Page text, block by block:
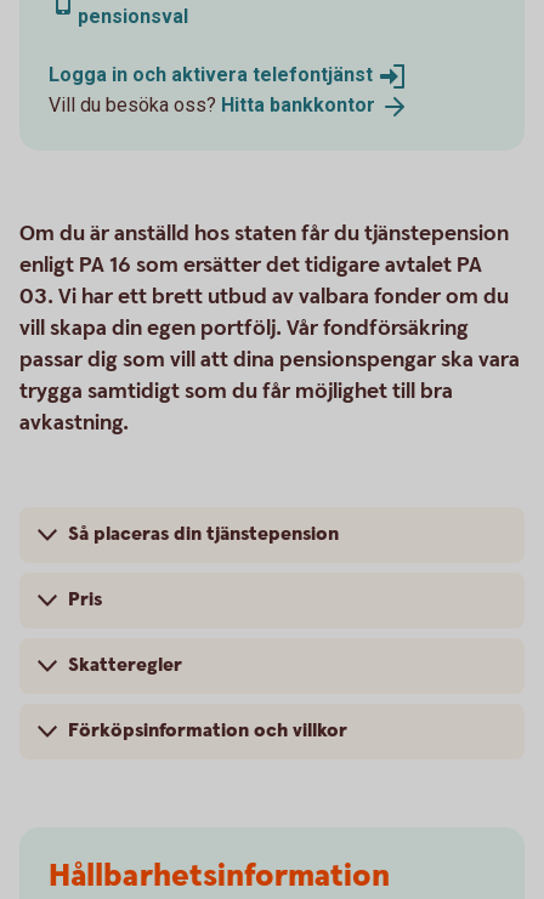
pensionsval
Logga in och aktivera telefontjänst
Vill du besöka oss? Hitta bankkontor
Om du är anställd hos staten får du tjänstepension
enligt PA 16 som ersätter det tidigare avtalet PA
03. Vi har ett brett utbud av valbara fonder om du
vill skapa din egen portfölj. Vår fondförsäkring
passar dig som vill att dina pensionspengar ska vara
trygga samtidigt som du får möjlighet till bra
avkastning.
Så placeras din tjänstepension
Pris
Skatteregler
Förköpsinformation och villkor
Hållbarhetsinformation